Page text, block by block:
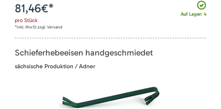
Auf Lager: 4
81,46€*
pro Stück
*inkl. MwSt zzgl. Versand
Schieferhebeeisen handgeschmiedet
sächsische Produktion / Adner